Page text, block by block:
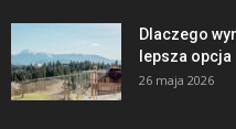
Dlaczego
lepsza opcja
26 maja 2026